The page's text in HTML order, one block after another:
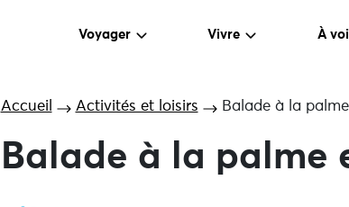
Voyager Vivre À
Accueil Activités et loisirs Balade à la
Balade à la palme